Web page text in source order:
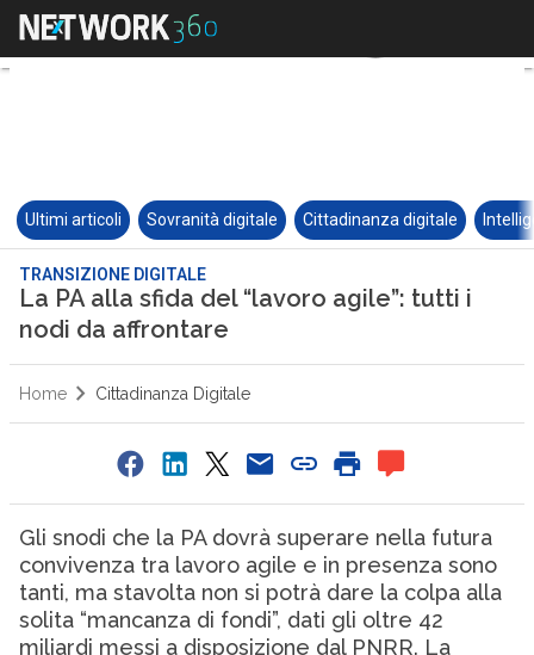
Ultimi articoli Sovranità digitale Cittadinanza digitale
TRANSIZIONE DIGITALE
La PA alla sfida del “lavoro agile”: tutti i
nodi da affrontare
Home Cittadinanza Digitale
Gli snodi che la PA dovrà superare nella futura
convivenza tra lavoro agile e in presenza sono
tanti, ma stavolta non si potrà dare la colpa alla
solita “mancanza di fondi”, dati gli oltre 42
miliardi messi a disposizione dal PNRR. La